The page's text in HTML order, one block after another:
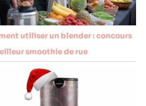
utiliser un blender : concours
smoothie de rue